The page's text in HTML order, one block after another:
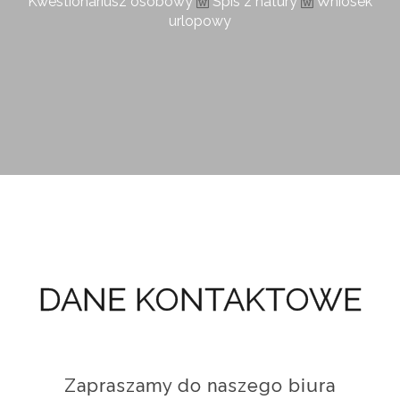
urlopowy
DANE KONTAKTOWE
Zapraszamy do naszego biura